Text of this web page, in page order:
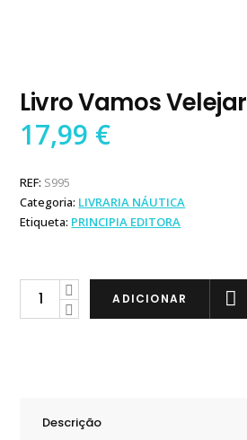
Livro Vamos Velejar
17,99 €
REF: S995
Categoria: LIVRARIA NÁUTICA
Etiqueta: PRINCIPIA EDITORA
Livro
ADICIONAR
Descrição